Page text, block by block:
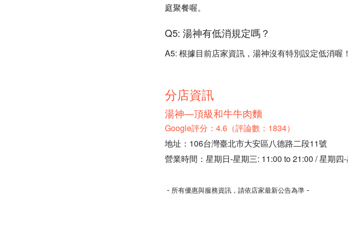
庭聚餐喔。
Q5: 湯神有低消規定嗎？
A5: 根據目前店家資訊，湯神沒有特別設定低消喔
分店資訊
湯神—頂級和牛牛肉麵
Google評分：4.6（評論數：1834）
地址：106台灣臺北市大安區八德路二段11號
營業時間：星期日-星期三: 11:00 to 21:00 / 星期四
- 所有優惠與服務資訊，請依店家最新公告為準 -